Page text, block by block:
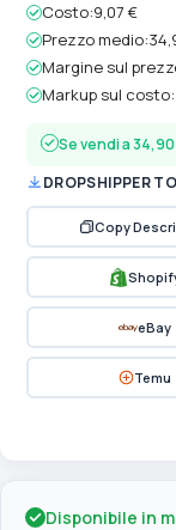
Costo:9,07 €
Prezzo medio:
Margine sul
Markup sul costo:
Se vendi a
DROPSHIPPER
Copy
eBay
Temu
Disponibile in